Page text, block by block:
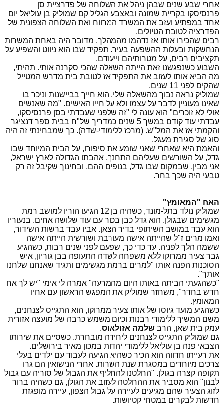
אחרי שבע שנים שבהן ניהל את השלוחה של פדרציית סן
פרנסיסקו בקריית שמונה ובאצבע הגליל קם שמוליק בן עוליאל יום
אחד במפתיע ועזב את המשרד המרווח ואת השלוחה הצפונית של
הפדרציה לטובת הטיולים.
רבים שהכירו אותו אז נדהמו מהמהלך. מדובר היה באחת המשרות
הנחשקות ובעלות ההשפעה בעיר. תפקיד שבו הוא ניווט והשפיע על
תקציבים רבים, על מטרותיהם וייעודם.
השבוע כשנפגשנו זאת הייתה השאלה שהכי סקרנה אותי. תהיתי,
מה הביא אותו לעזוב את התפקיד אז לטובת בית מדרש המטייל
שהקים לפני 11 שנים.
שמוליק נראה נבוך מהשאלה שלי. הוא חייך בביישנות וניכר בו
שאינו מעוניין לדבר על עצמו ולא על חייו האישים. "מה שאנשים
אולי לא זוכרים" הוא עונה לי "זה שלפני שעבדתי בסן פרנסיסקו,
עבדתי עוד קודם במשך 5 שנים כמדריך של"ח בבית ספר דנציגר
והקמתי אז את המל"ש. (מרכז ללימודי-שדה). כך שמבחינתי זה היה
סוג של סגירת מעגל.
והאמת היא שאחרי שאני שומע את סיפורו, על הבית המיוחד שבו
גדל, על השורשים שעליהם התחנך, אהבתו הגדולה לארץ ישראל,
אני מבין, שבמקום שבו גדל, בנופים ההם, ובחינוך שקיבל זה רק
טבעי היה שכך בחר.
האח "המאומץ"
שמוליק נולד בתל-מונד, כשהיה בן 12 הגיעו הוריו למושב רמת
מגשימים שבגולן. הוא גדל כבן בכור עם עוד שלושה אחים. בנעוריו
הוא עבד במושב השיתופי בדיר הצאן. אביו עבד ברשות השידור,
ואמו מרים ז"ל שהייתה אישה מעורבת ושורשית הייתה אישה
ששמה הלך לפניה. עד כדי כך, שפעם לפני שנים רבות, כשהגיע
גבר צעיר ממרוקו ללא משפחה לשדה התעופה בבן גוריון, איש
הסוכנות הפנה אותו "למרים ברמת מגשימים ותגיד שאנחנו שלחנו
אותך".
"כשהגעתי הביתה באותו היום מהמרעה" אמרה לי אימי "יש לך אח
חדש בחדר", משחזר שמוליק את המפגש הראשון עם אחיו
המאומץ.
כשהגיע מועד גיוסו של אותו צעיר ממרוקו, הוא התגייס לצנחנים,
משם המשיך ללימודי רבנות וכיום משמש כרבה של מועצה אזורית
עמק בית שאן, הרב שלמה אזולאוס.
גם שמוליק התגייס לצנחנים ליחידה מובחרת. כשסיים את שירותו
הצבאי פנה בן עוליאל ללימודי יהדות במכון מאיר בירושלים.
את רעייתו חדווה הוא הכיר כשהיא הגיעה לעבוד עם ילדים בעלי
צרכים מיוחדים במסגרת שנת השרות. אחרי הנישואין הם גרו
תקופה קצרה בגולן. "החלטנו להחליף את הגבול של סוריה עם גבול
לבנון" הוא מסביר את ההחלטה לעזוב את הגולן, גם כשהיה ברור
לזוג הצעיר שהם מגיעים לעיירה על גבול הצפון, עיירה מופגזת
חדשות לבקרים במטחי קטיושות.